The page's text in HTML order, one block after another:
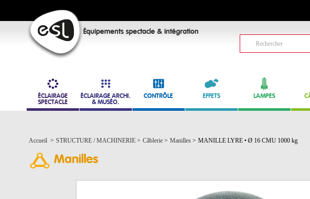
Équipements spectacle & intégration
ÉCLAIRAGE
SPECTACLE
ÉCLAIRAGE ARCHI.
& MUSÉO.
CONTRÔLE EFFETS LAMPES
Accueil > STRUCTURE / MACHINERIE > Câblerie > Manilles > MANILLE LYRE • Ø 16 CMU 1000 kg
Manilles